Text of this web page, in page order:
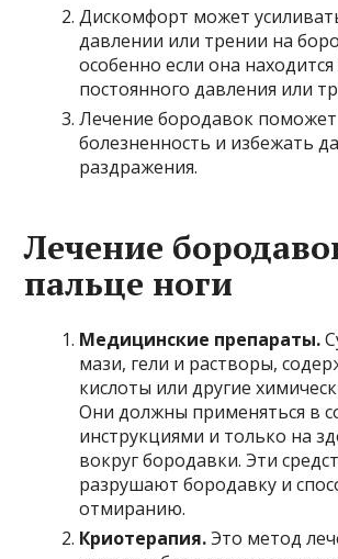
Дискомфорт может
давлении или трении на
особенно если она
постоянного давления или
Лечение бородавок поможет
болезненность и избежать
раздражения.
Лечение
пальце ноги
Медицинские препараты.
мази, гели и растворы,
кислоты или другие
Они должны применяться в
инструкциями и только на
вокруг бородавки. Эти
разрушают бородавку и
отмиранию.
Криотерапия.Это метод